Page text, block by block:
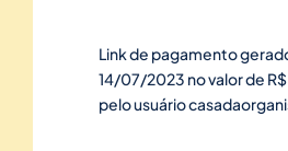
Link de pagamento
14/07/2023 no valor de
pelo usuário